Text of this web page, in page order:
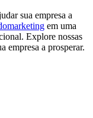
sua empresa a
em uma
Explore nossas
empresa a prosperar.